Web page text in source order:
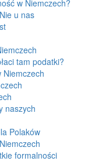
w Niemczech?
u nas
tam podatki?
Niemczech
naszych
Polaków
formalności